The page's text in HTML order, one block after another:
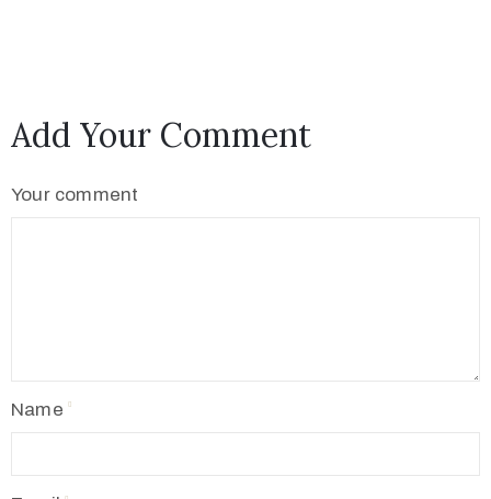
Add Your Comment
Your comment
Name